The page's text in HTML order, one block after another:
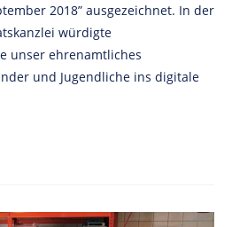
2018” ausgezeichnet. In der
würdigte
unser ehrenamtliches
und Jugendliche ins digitale